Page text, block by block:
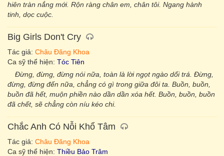
hiên tràn nắng mới. Rộn ràng chân em, chân tôi. Ngang hành
tinh, dọc cuộc.
Big Girls Don't Cry
Tác giả: Châu Đăng Khoa
Ca sỹ thể hiện: Tóc Tiên
Đừng, đừng, đừng nói nữa, toàn là lời ngọt ngào dối trá. Đừng,
đừng, đừng đến nữa, chẳng có gì trong giữa đôi ta. Buồn, buồn,
buồn đã hết, muộn phiền nào dần dần xóa hết. Buồn, buồn, buồn
đã chết, sẽ chẳng còn níu kéo chi.
Chắc Anh Có Nỗi Khổ Tâm
Tác giả: Châu Đăng Khoa
Ca sỹ thể hiện: Thiều Bảo Trâm